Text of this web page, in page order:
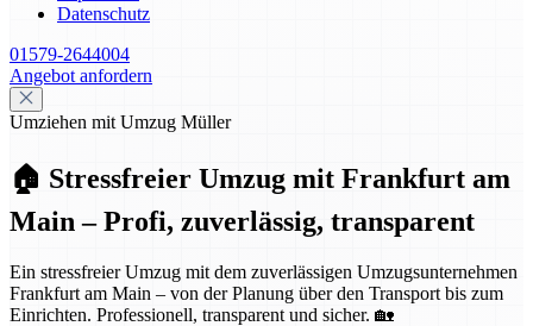
Datenschutz
01579-2644004
Angebot anfordern
Umziehen mit Umzug Müller
🏠 Stressfreier Umzug mit Frankfurt am
Main – Profi, zuverlässig, transparent
Ein stressfreier Umzug mit dem zuverlässigen Umzugsunternehmen
Frankfurt am Main – von der Planung über den Transport bis zum
Einrichten. Professionell, transparent und sicher. 🏡